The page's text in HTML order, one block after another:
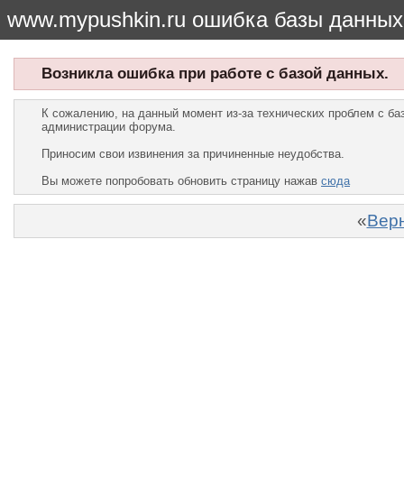
www.mypushkin.ru ошибка базы данных
Возникла ошибка при работе с базой данных.
К сожалению, на данный момент из-за технических проблем с
администрации форума.
Приносим свои извинения за причиненные неудобства.
Вы можете попробовать обновить страницу нажав сюда
«